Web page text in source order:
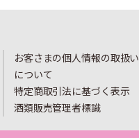
お客さまの個人情報の取扱い
について
特定商取引法に基づく表示
酒類販売管理者標識